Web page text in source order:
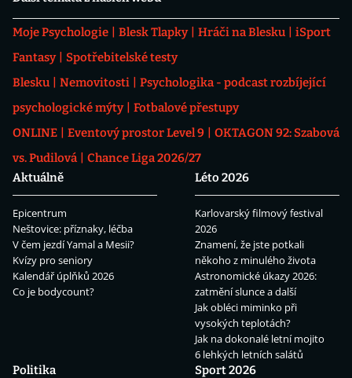
Moje Psychologie Blesk Tlapky Hráči na Blesku
iSport
Fantasy
Spotřebitelské testy
Blesku
Nemovitosti
Psychologika - podcast rozbíjející
psychologické mýty
Fotbalové přestupy
ONLINE
Eventový prostor Level 9
OKTAGON 92: Szabová
vs. Pudilová
Chance Liga 2026/27
Aktuálně
Epicentrum
Neštovice: příznaky, léčba
V čem jezdí Yamal a Mesii?
Kvízy pro seniory
Kalendář úplňků 2026
Co je bodycount?
Léto 2026
Karlovarský filmový festival
2026
Znamení, že jste potkali
někoho z minulého života
Astronomické úkazy 2026:
zatmění slunce a další
Jak obléci miminko při
vysokých teplotách?
Jak na dokonalé letní mojito
6 lehkých letních salátů
Politika
Sport 2026